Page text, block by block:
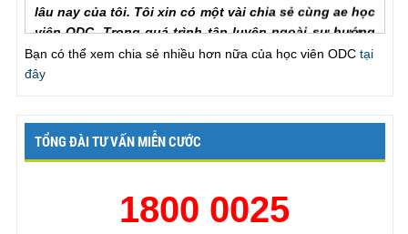
viên ODC. Trong quá trình tập luyện ngoài sự hướng
dẫn của hlv cần hơn hết là sự chia sẻ của ae học viên
với nhau để hiểu rõ từng vấn đề của phương pháp.
Trước khi đến với ODC tình trạng của tôi rất tệ, qh chỉ
sẻ với chuong trinh, tôi đã chăm chỉ làm lại từ đầu và
tôi nhận ra ... , lúc này cũng giống như khi đã xuất
chỉ khác biệt ở chỗ khi ... để lên dinh lan mot ma ko
xuat tinh thi ko bi mất sức và qh rat xung o lan thu 2.
Bạn có thể xem chia sẻ nhiều hơn nữa của học viên ODC tại
đây
TỔNG ĐÀI TƯ VẤN MIỄN CƯỚC
1800 0025